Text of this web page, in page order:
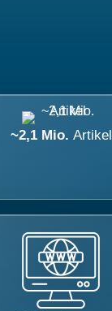
~2,1 Mio. Artikel